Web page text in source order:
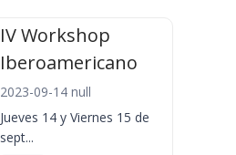
IV Workshop
Iberoamericano
2023-09-14 null
Jueves 14 y Viernes 15 de
sept...